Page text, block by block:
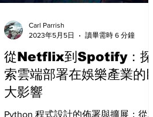
從Netflix到Spotify：探
索雲端部署在娛樂產業的巨
大影響
Python 程式設計的佈署與擴展：從本
Carl Parrish
2023年5月5日
讀畢需時 6 分鐘